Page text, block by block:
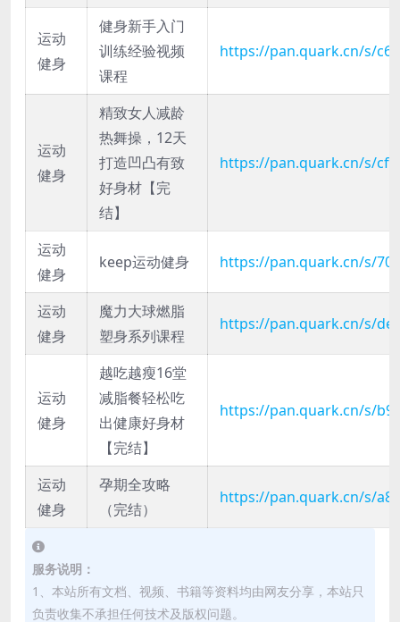
运动
健身
健身新手入门
训练经验视频
课程
https://pan.quark.cn/s/
运动
健身
精致女人减龄
热舞操，12天
打造凹凸有致
好身材【完
结】
https://pan.quark.cn/s/
运动
健身
keep运动健身 https://pan.quark.cn/s/
运动
健身
魔力大球燃脂
塑身系列课程
https://pan.quark.cn/s/
运动
健身
越吃越瘦16堂
减脂餐轻松吃
出健康好身材
【完结】
https://pan.quark.cn/s/
运动
健身
孕期全攻略
（完结）
https://pan.quark.cn/s/
服务说明：
1、本站所有文档、视频、书籍等资料均由网友分享，本站只
负责收集不承担任何技术及版权问题。